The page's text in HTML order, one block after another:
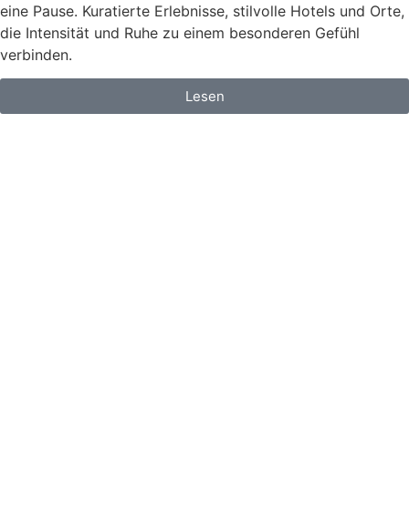
eine Pause. Kuratierte Erlebnisse, stilvolle Hotels und Orte,
die Intensität und Ruhe zu einem besonderen Gefühl
verbinden.
Lesen